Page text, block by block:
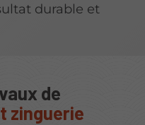
durable et
de
zinguerie